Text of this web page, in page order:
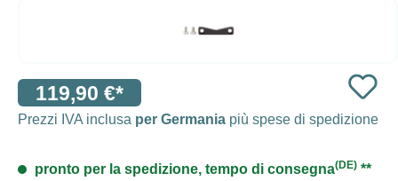
119,90 €*
Prezzi IVA inclusa per Germania più spese di spedizione
pronto per la spedizione, tempo di consegna(DE) **